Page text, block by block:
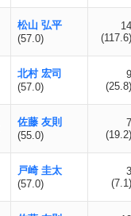
松山 弘平
(57.0)
14
(117.6)
北村 宏司
(57.0)
9
(25.8)
佐藤 友則
(55.0)
7
(19.2)
戸崎 圭太
(57.0)
3
(7.1)